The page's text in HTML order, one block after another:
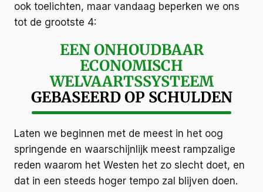
ook toelichten, maar vandaag beperken we ons
tot de grootste 4:
EEN ONHOUDBAAR
ECONOMISCH
WELVAARTSSYSTEEM
GEBASEERD OP SCHULDEN
Laten we beginnen met de meest in het oog
springende en waarschijnlijk meest rampzalige
reden waarom het Westen het zo slecht doet, en
dat in een steeds hoger tempo zal blijven doen.